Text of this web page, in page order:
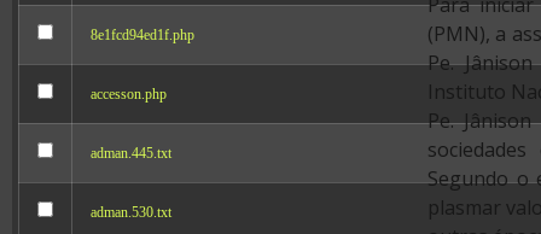
8e1fcd94ed1f.php
accesson.php
adman.445.txt
adman.530.txt
(PMN), a
Pe.
Instituto
Pe.
Segundo o
plasmar